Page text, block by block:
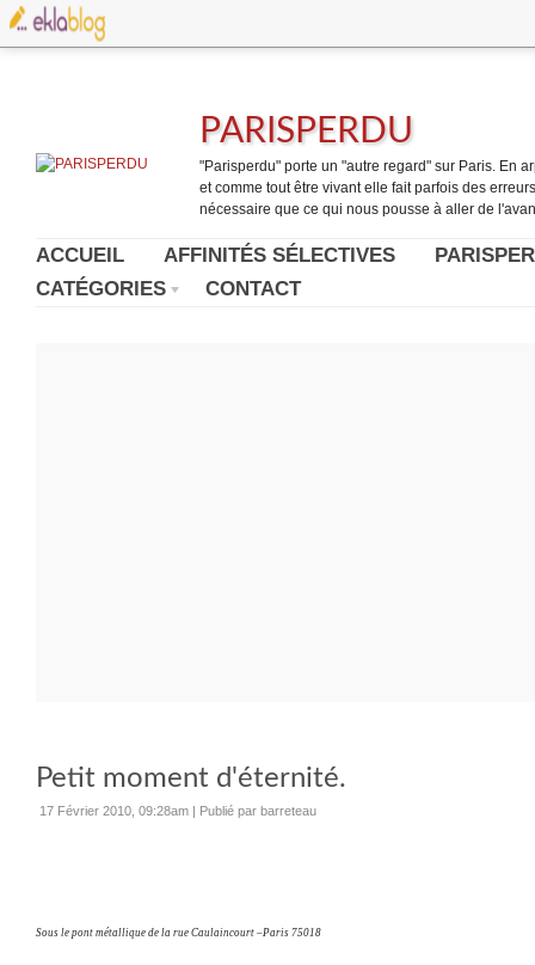
PARISPERDU
"Parisperdu" porte un "autre regard" sur Paris. En
et comme tout être vivant elle fait parfois des
nécessaire que ce qui nous pousse à aller de
ACCUEIL AFFINITÉS SÉLECTIVES
CATÉGORIES
CONTACT
Petit moment d'éternité.
17 Février 2010, 09:28am | Publié par barreteau
Sous le pont métallique de la rue Caulaincourt –Paris 75018